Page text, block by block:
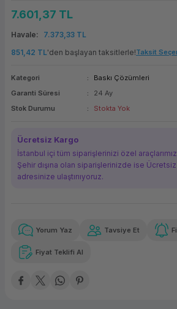
Panel PC
(Firewall)
Bileşenleri
Makinesi
Makinesi
Yedekleme
7.601,37 TL
Havale
7.373,33 TL
851,42 TL'den başlayan taksitlerle!Taksit
Kategori
Baskı Çözümleri
Garanti Süresi
24 Ay
Stok Durumu
Stokta Yok
Ücretsiz Kargo
İstanbul içi tüm siparişlerinizi özel
Şehir dışına olan siparişlerinizde ise
adresinize ulaştırııyoruz.
Güvenilir Alışveriş
Kolay iade imkanı
851,42 TL
Yorum Yaz Tavsiye Et
Fiyat Teklifi Al